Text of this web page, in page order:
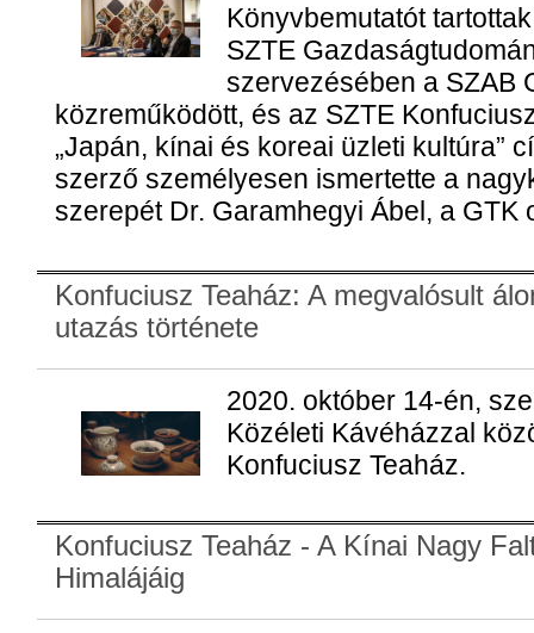
Könyvbemutatót
SZTE
szervezésében a SZAB
közreműködött, és az SZTE
„Japán, kínai és koreai üzleti kultúra”
szerző személyesen ismertette a
szerepét Dr. Garamhegyi Ábel, a GTK
Konfuciusz Teaház: A megvalósult
utazás története
2020. október 14-én,
Közéleti Kávéházzal
Konfuciusz Teaház.
Konfuciusz Teaház - A Kínai Nagy
Himalájáig